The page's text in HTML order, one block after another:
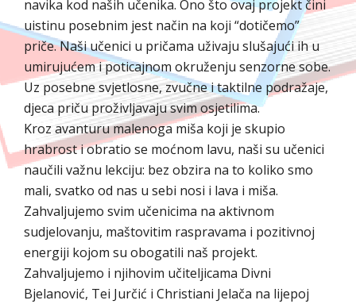
navika kod naših učenika. Ono što ovaj projekt čini
uistinu posebnim jest način na koji “dotičemo”
priče. Naši učenici u pričama uživaju slušajući ih u
umirujućem i poticajnom okruženju senzorne sobe.
Uz posebne svjetlosne, zvučne i taktilne podražaje,
djeca priču proživljavaju svim osjetilima.
Kroz avanturu malenoga miša koji je skupio
hrabrost i obratio se moćnom lavu, naši su učenici
naučili važnu lekciju: bez obzira na to koliko smo
mali, svatko od nas u sebi nosi i lava i miša.
Zahvaljujemo svim učenicima na aktivnom
sudjelovanju, maštovitim raspravama i pozitivnoj
energiji kojom su obogatili naš projekt.
Zahvaljujemo i njihovim učiteljicama Divni
Bjelanović, Tei Jurčić i Christiani Jelača na lijepoj